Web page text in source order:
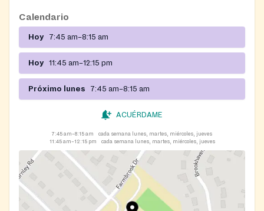
required for any child to participate.
Calendario
Hoy 7:45 am–8:15 am
Hoy 11:45 am–12:15 pm
Próximo lunes 7:45 am–8:15 am
ACUÉRDAME
7:45 am–8:15 am
cada semana lunes, martes, miércoles, jueves
11:45 am–12:15 pm
cada semana lunes, martes, miércoles, jueves